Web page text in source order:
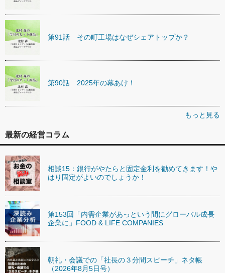
第91話 その町工場はなぜシェアトップか？
第90話 2025年の幕あけ！
もっと見る
最新の経営コラム
相談15：銀行がやたらと固定金利を勧めてきます！や
はり固定がよいのでしょうか！
第153回「内需企業があっという間にグローバル成長
企業に」FOOD & LIFE COMPANIES
朝礼・会議での「社長の３分間スピーチ」ネタ帳
（2026年8月5日号）